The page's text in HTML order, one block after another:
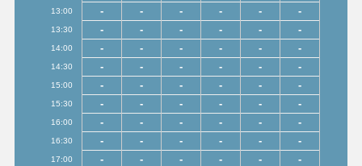
13:00 - - - - - -
13:30 - - - - - -
14:00 - - - - - -
14:30 - - - - - -
15:00 - - - - - -
15:30 - - - - - -
16:00 - - - - - -
16:30 - - - - - -
17:00 - - - - - -